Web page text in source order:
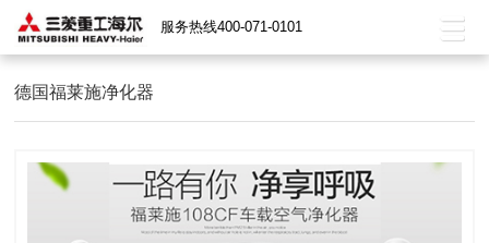
服务热线400-071-0101
德国福莱施净化器